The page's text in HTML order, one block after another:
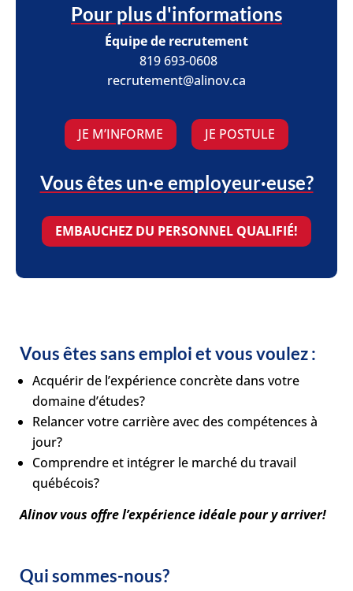
Pour plus d'informations
Équipe de recrutement
819 693-0608
recrutement@alinov.ca
JE M’INFORME JE POSTULE
Vous êtes un·e employeur·euse?
EMBAUCHEZ DU PERSONNEL QUALIFIÉ!
Vous êtes sans emploi et vous voulez :
Acquérir de l’expérience concrète dans votre
domaine d’études?
Relancer votre carrière avec des compétences à
jour?
Comprendre et intégrer le marché du travail
québécois?
Alinov vous offre l’expérience idéale pour y arriver!
Qui sommes-nous?